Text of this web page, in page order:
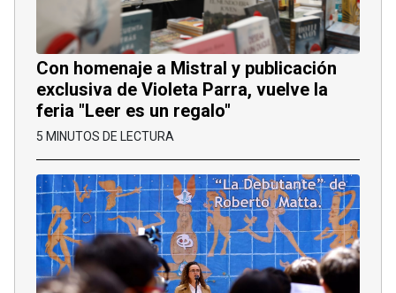
Con homenaje a Mistral y publicación
exclusiva de Violeta Parra, vuelve la
feria "Leer es un regalo"
5 MINUTOS DE LECTURA